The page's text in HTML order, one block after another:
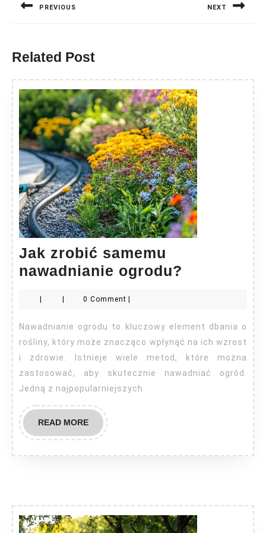
PREVIOUS NEXT
Related Post
Jak zrobić samemu
nawadnianie ogrodu?
ogrodu?
0 Comment
Nawadnianie ogrodu to kluczowy element dbania o
rośliny, który może znacząco wpłynąć na ich wzrost
i zdrowie. Istnieje wiele metod, które można
zastosować, aby skutecznie nawadniać ogród.
Jedną z najpopularniejszych
READ MOREREAD
MORE